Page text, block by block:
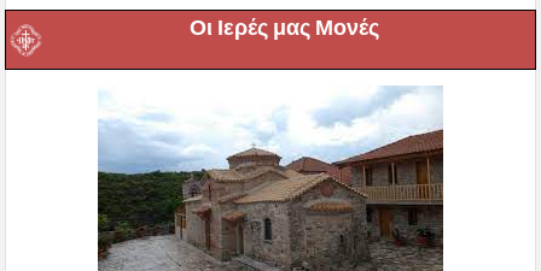
Οι Ιερές μας Μονές